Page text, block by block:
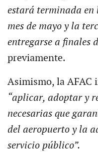
estará terminada en
mes de mayo y la
entregarse a finales
previamente.
Asimismo, la AFAC
“aplicar, adoptar y
necesarias que
del aeropuerto y la
servicio público”.